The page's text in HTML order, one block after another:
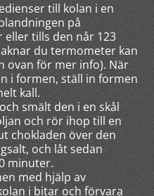
till kolan i en
på
eller tills den når 123
du termometer kan
ovan för mer info). När
i formen, ställ in formen
kall.
smält den i en skål
och rör ihop till en
chokladen över den
och låt sedan
minuter.
med hjälp av
i bitar och förvara